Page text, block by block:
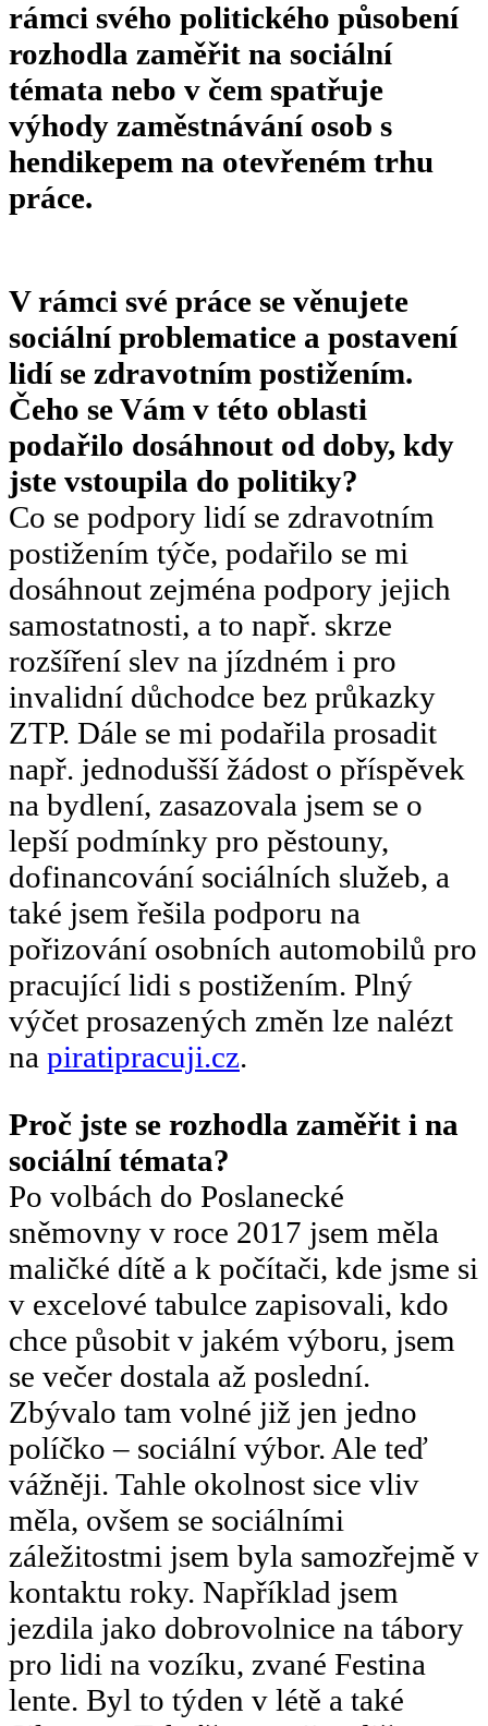
rámci svého politického působení
rozhodla zaměřit na sociální
témata nebo v čem spatřuje
výhody zaměstnávání osob s
hendikepem na otevřeném trhu
práce.
V rámci své práce se věnujete
sociální problematice a postavení
lidí se zdravotním postižením.
Čeho se Vám v této oblasti
podařilo dosáhnout od doby, kdy
jste vstoupila do politiky?
Co se podpory lidí se zdravotním
postižením týče, podařilo se mi
dosáhnout zejména podpory jejich
samostatnosti, a to např. skrze
rozšíření slev na jízdném i pro
invalidní důchodce bez průkazky
ZTP. Dále se mi podařila prosadit
např. jednodušší žádost o příspěvek
na bydlení, zasazovala jsem se o
lepší podmínky pro pěstouny,
dofinancování sociálních služeb, a
také jsem řešila podporu na
pořizování osobních automobilů pro
pracující lidi s postižením. Plný
výčet prosazených změn lze nalézt
na piratipracuji.cz.
Proč jste se rozhodla zaměřit i na
sociální témata?
Po volbách do Poslanecké
sněmovny v roce 2017 jsem měla
maličké dítě a k počítači, kde jsme si
v excelové tabulce zapisovali, kdo
chce působit v jakém výboru, jsem
se večer dostala až poslední.
Zbývalo tam volné již jen jedno
políčko – sociální výbor. Ale teď
vážněji. Tahle okolnost sice vliv
měla, ovšem se sociálními
záležitostmi jsem byla samozřejmě v
kontaktu roky. Například jsem
jezdila jako dobrovolnice na tábory
pro lidi na vozíku, zvané Festina
lente. Byl to týden v létě a také